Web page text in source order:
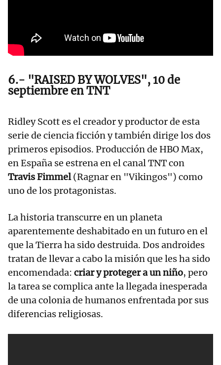
6.- "RAISED BY WOLVES", 10 de
septiembre en TNT
Ridley Scott es el creador y productor de esta
serie de ciencia ficción y también dirige los dos
primeros episodios. Producción de HBO Max,
en España se estrena en el canal TNT con
Travis Fimmel(Ragnar en "Vikingos") como
uno de los protagonistas.
La historia transcurre en un planeta
aparentemente deshabitado en un futuro en el
que la Tierra ha sido destruida. Dos androides
tratan de llevar a cabo la misión que les ha sido
encomendada: criar y proteger a un niño, pero
la tarea se complica ante la llegada inesperada
de una colonia de humanos enfrentada por sus
diferencias religiosas.